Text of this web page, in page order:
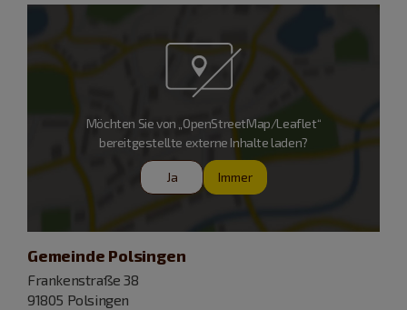
Möchten Sie von „OpenStreetMap/Leaflet“
bereitgestellte externe Inhalte laden?
Ja Immer
Gemeinde Polsingen
Frankenstraße 38
91805 Polsingen